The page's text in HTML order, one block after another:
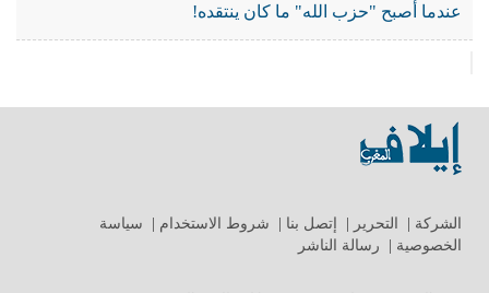
عندما أصبح "حزب الله" ما كان ينتقده!
الشركة التحرير إتصل بنا شروط الاستخدام
سياسة
الخصوصية
رسالة الناشر